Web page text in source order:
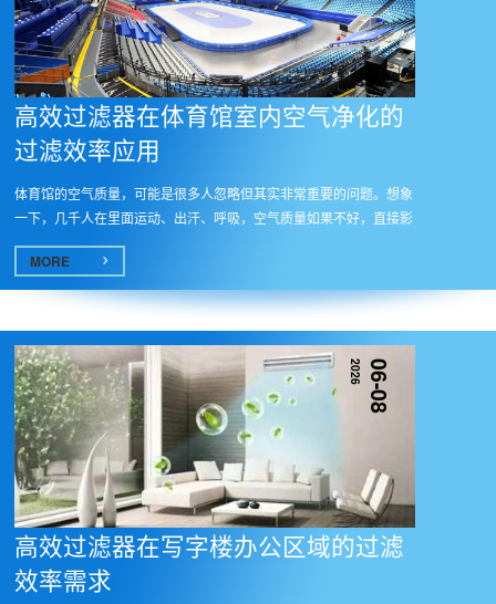
高效过滤器在体育馆室内空气净化的
过滤效率应用​
体育馆的空气质量，可能是很多人忽略但其实非常重要的问题。想象
一下，几千人在里面运动、出汗、呼吸，空气质量如果不好，直接影
响的...
MORE
06-08
2026
高效过滤器在写字楼办公区域的过滤
效率需求​